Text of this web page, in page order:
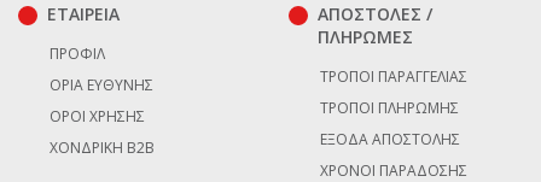
ΕΤΑΙΡΕΙΑ
ΠΡΟΦΊΛ
ΌΡΙΑ ΕΥΘΎΝΗΣ
ΌΡΟΙ ΧΡΉΣΗΣ
ΧΟΝΔΡΙΚΉ B2B
ΑΠΟΣΤΟΛΕΣ /
ΠΛΗΡΩΜΕΣ
ΤΡΌΠΟΙ ΠΑΡΑΓΓΕΛΊΑΣ
ΤΡΌΠΟΙ ΠΛΗΡΩΜΉΣ
ΈΞΟΔΑ ΑΠΟΣΤΟΛΉΣ
ΧΡΌΝΟΙ ΠΑΡΆΔΟΣΗΣ